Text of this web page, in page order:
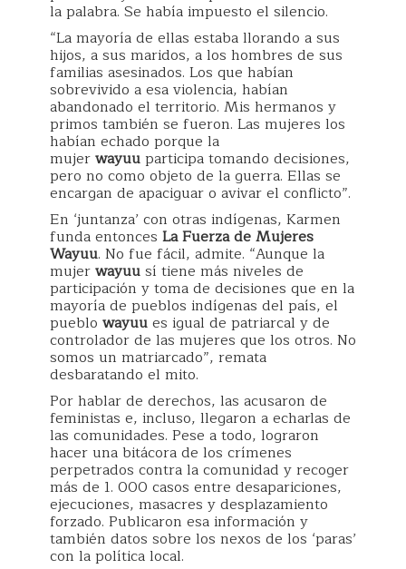
la palabra. Se había impuesto el silencio.
“La mayoría de ellas estaba llorando a sus
hijos, a sus maridos, a los hombres de sus
familias asesinados. Los que habían
sobrevivido a esa violencia, habían
abandonado el territorio. Mis hermanos y
primos también se fueron. Las mujeres los
habían echado porque la
mujerwayuuparticipa tomando decisiones,
pero no como objeto de la guerra. Ellas se
encargan de apaciguar o avivar el conflicto”.
En ‘juntanza’ con otras indígenas, Karmen
funda entonces La Fuerza de Mujeres
Wayuu. No fue fácil, admite. “Aunque la
mujerwayuusí tiene más niveles de
participación y toma de decisiones que en la
mayoría de pueblos indígenas del país, el
pueblo wayuues igual de patriarcal y de
controlador de las mujeres que los otros. No
somos un matriarcado”, remata
desbaratando el mito.
Por hablar de derechos, las acusaron de
feministas e, incluso, llegaron a echarlas de
las comunidades. Pese a todo, lograron
hacer una bitácora de los crímenes
perpetrados contra la comunidad y recoger
más de 1. 000 casos entre desapariciones,
ejecuciones, masacres y desplazamiento
forzado. Publicaron esa información y
también datos sobre los nexos de los ‘paras’
con la política local.